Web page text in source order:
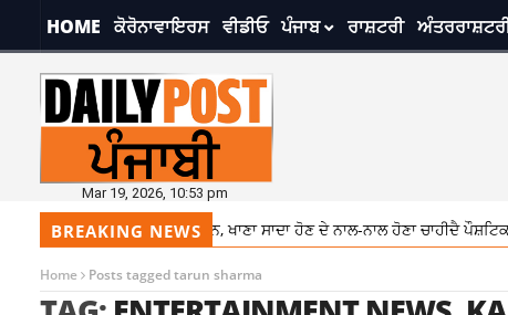
HOME ਕੋਰੋਨਾਵਾਇਰਸ ਵੀਡੀਓ ਪੰਜਾਬ ਰਾਸ਼ਟਰੀ
Mar 19, 2026, 10:53 pm
BREAKING NEWS
ਵਿਚ ਰੱਖੋ ਡਾਇਟ ਦਾ ਧਿਆਨ, ਖਾਣਾ ਸਾਦਾ ਹੋਣ ਦੇ ਨਾਲ-ਨਾਲ ਹੋਣਾ ਚਾਹੀਦੈ ਪੌਸ਼ਟਿਕ
Home Posts tagged tarun sharma